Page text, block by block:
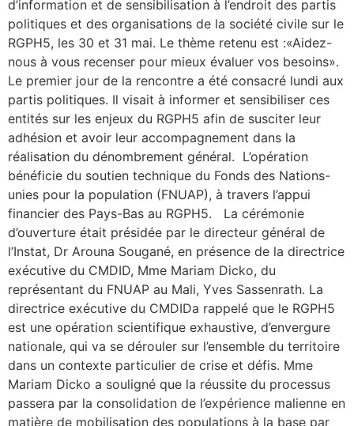
d’information et de sensibilisation à l’endroit des partis
politiques et des organisations de la société civile sur le
RGPH5, les 30 et 31 mai. Le thème retenu est :«Aidez-
nous à vous recenser pour mieux évaluer vos besoins».
Le premier jour de la rencontre a été consacré lundi aux
partis politiques. Il visait à informer et sensibiliser ces
entités sur les enjeux du RGPH5 afin de susciter leur
adhésion et avoir leur accompagnement dans la
réalisation du dénombrement général. L’opération
bénéficie du soutien technique du Fonds des Nations-
unies pour la population (FNUAP), à travers l’appui
financier des Pays-Bas au RGPH5. La cérémonie
d’ouverture était présidée par le directeur général de
l’Instat, Dr Arouna Sougané, en présence de la directrice
exécutive du CMDID, Mme Mariam Dicko, du
représentant du FNUAP au Mali, Yves Sassenrath. La
directrice exécutive du CMDIDa rappelé que le RGPH5
est une opération scientifique exhaustive, d’envergure
nationale, qui va se dérouler sur l’ensemble du territoire
dans un contexte particulier de crise et défis. Mme
Mariam Dicko a souligné que la réussite du processus
passera par la consolidation de l’expérience malienne en
matière de mobilisation des populations à la base par